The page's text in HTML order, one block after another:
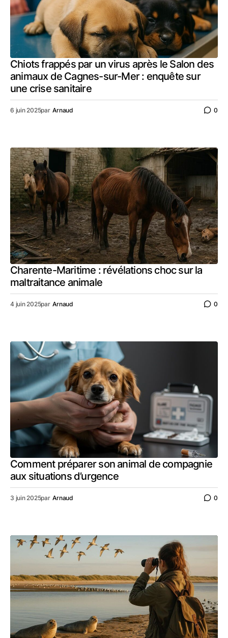
Chiots frappés par un virus après le Salon des
animaux de Cagnes-sur-Mer : enquête sur
une crise sanitaire
6 juin 2025par Arnaud 0
Charente-Maritime : révélations choc sur la
maltraitance animale
4 juin 2025par Arnaud 0
Comment préparer son animal de compagnie
aux situations d’urgence
3 juin 2025par Arnaud 0